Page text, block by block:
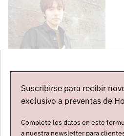
MATT MALTESE
Abierta contratación
Suscribirse para recibir
exclusivo a preventas de
Complete los datos en este
a nuestra newsletter para